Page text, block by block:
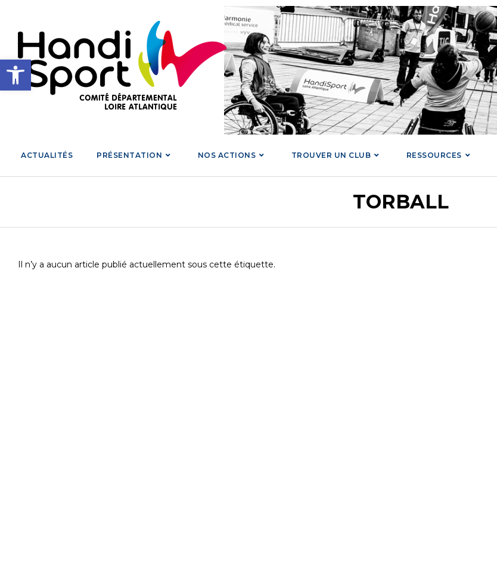
Ouvrir la barre d’outils
content
ACTUALITÉS PRÉSENTATION NOS ACTIONS TROUVER UN CLUB RESSOURCES
TORBALL
Il n’y a aucun article publié actuellement sous cette étiquette.